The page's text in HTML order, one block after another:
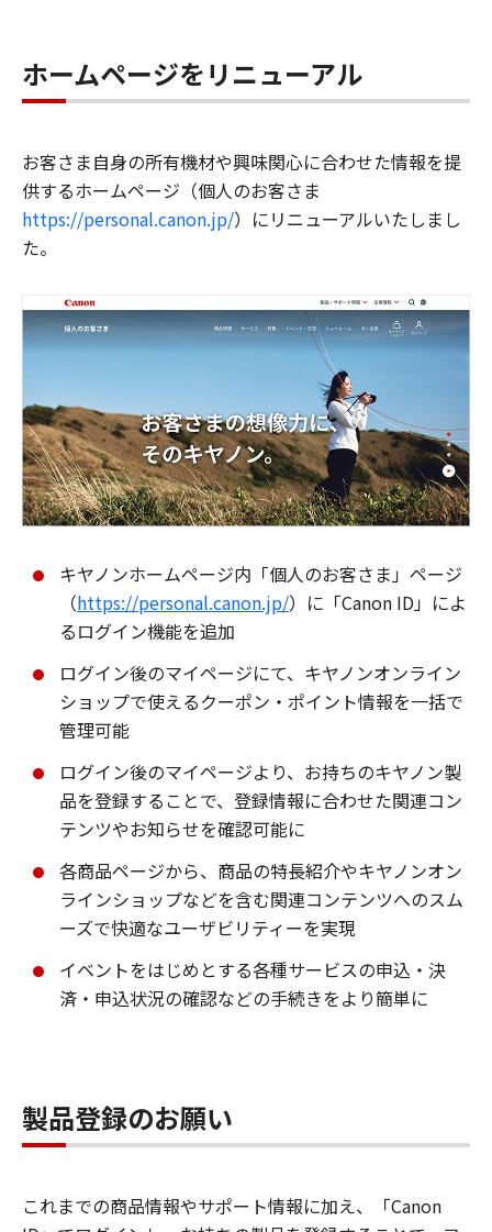
ホームページをリニューアル
お客さま自身の所有機材や興味関心に合わせた情報を提
供するホームページ（個人のお客さま
https://personal.canon.jp/）にリニューアルいたしまし
た。
キヤノンホームページ内「個人のお客さま」ページ
（https://personal.canon.jp/）に「Canon ID」によ
るログイン機能を追加
ログイン後のマイページにて、キヤノンオンライン
ショップで使えるクーポン・ポイント情報を一括で
管理可能
ログイン後のマイページより、お持ちのキヤノン製
品を登録することで、登録情報に合わせた関連コン
テンツやお知らせを確認可能に
各商品ページから、商品の特長紹介やキヤノンオン
ラインショップなどを含む関連コンテンツへのスム
ーズで快適なユーザビリティーを実現
イベントをはじめとする各種サービスの申込・決
済・申込状況の確認などの手続きをより簡単に
製品登録のお願い
これまでの商品情報やサポート情報に加え、「Canon